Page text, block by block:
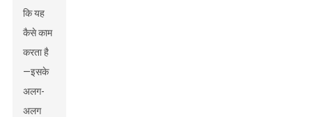
कि यह
कैसे काम
करता है
—इसके
अलग-
अलग